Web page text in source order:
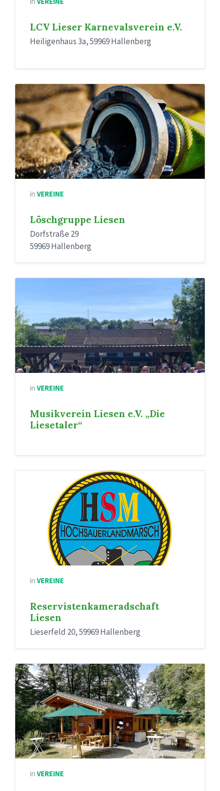
LCV Lieser Karnevalsverein e.V.
Heiligenhaus 3a, 59969 Hallenberg
in VEREINE
Löschgruppe Liesen
Dorfstraße 29
59969 Hallenberg
in VEREINE
Musikverein Liesen e.V. „Die
Liesetaler“
in VEREINE
Reservistenkameradschaft
Liesen
Lieserfeld 20, 59969 Hallenberg
in VEREINE